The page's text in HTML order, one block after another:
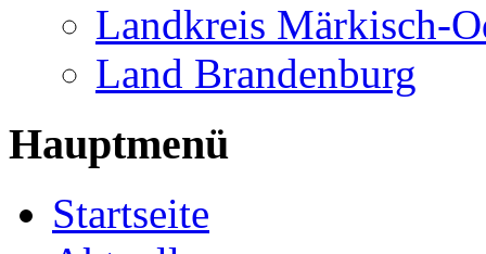
Landkreis Märkisch-
Land Brandenburg
Hauptmenü
Startseite